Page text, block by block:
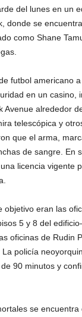
del lunes en un
donde se
como Shane
futbol americano
en un casino,
Avenue alrededor
telescópica y
que el arma,
de sangre. En
licencia vigente
objetivo eran las
5 y 8 del
oficinas de Rudin
policía
90 minutos y
se